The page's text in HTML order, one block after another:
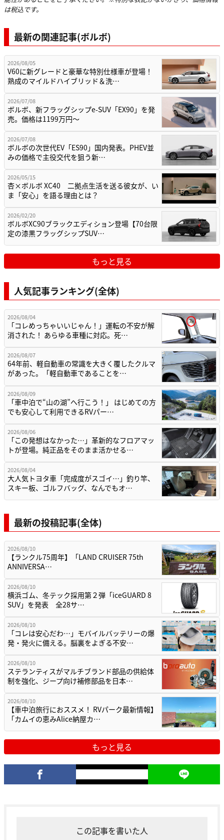
は税込です。
最新の関連記事(ボルボ)
2026/08/05
V60に新グレードと豪華な特別仕様車が登場！
熟成のマイルドハイブリッド＆洗…
2026/07/08
ボルボ、新フラッグシップe-SUV「EX90」を発
売。価格は1199万円〜
2026/07/08
ボルボの次世代EV「ES90」国内発表。PHEV並
みの価格で主役交代を狙う新…
2026/05/15
杏×ボルボ XC40 二拠点生活を送る彼女が、い
ま「安心」を語る理由とは？
2026/02/20
ボルボXC90ブラックエディション登場【70台限
定の漆黒フラッグシップSUV…
もっと見る
人気記事ランキング(全体)
2026/08/04
「コレめっちゃいいじゃん！」運転の不安が解
消された！ あらゆる車種に対応。死…
2026/08/07
64年前、軽自動車の常識を大きく覆したクルマ
があった。「軽自動車であることを…
2026/08/09
「車中泊で“山の湖”へ行こう！」 はじめての方
でも安心して利用できるRVパー…
2026/08/06
「この発想はなかった…」革新的なフロアマッ
トが登場。純正品をそのまま活かせる…
2026/08/04
大人気トヨタ車「完成度がスゴイ…」釣り竿、
スキー板、ゴルフバッグ、なんでもオ…
最新の投稿記事(全体)
2026/08/10
【ランクル75周年】「LAND CRUISER 75th
ANNIVERSA…
2026/08/10
横浜ゴム、冬テック採用第２弾「iceGUARD 8
SUV」を発表 全28サ…
2026/08/10
「コレは安心だわ…」モバイルバッテリーの爆
発・発火に備える。脳裏をよぎる不安…
2026/08/10
ステランティスがマルチブランド部品の供給体
制を強化、ジープ向け補修部品を日本…
2026/08/10
【車中泊旅行におススメ！ RVパーク最新情報】
「カムイの恵みAlice納屋カ…
もっと見る
この記事を書いた人